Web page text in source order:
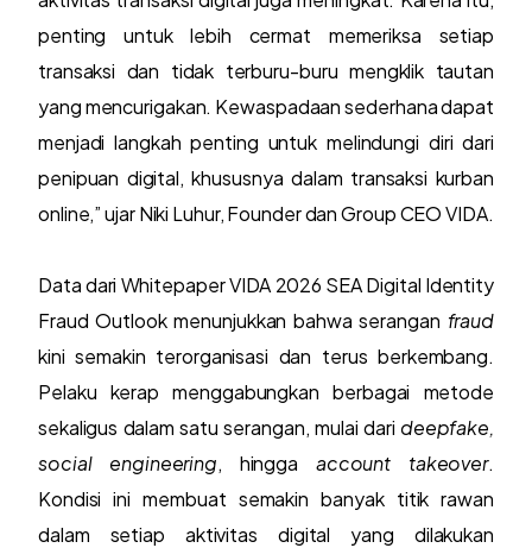
penting untuk lebih cermat memeriksa setiap
transaksi dan tidak terburu-buru mengklik tautan
yang mencurigakan. Kewaspadaan sederhana dapat
menjadi langkah penting untuk melindungi diri dari
penipuan digital, khususnya dalam transaksi kurban
online,” ujar Niki Luhur, Founder dan Group CEO VIDA.
Data dari Whitepaper VIDA 2026 SEA Digital Identity
Fraud Outlook menunjukkan bahwa serangan fraud
kini semakin terorganisasi dan terus berkembang.
Pelaku kerap menggabungkan berbagai metode
sekaligus dalam satu serangan, mulai dari deepfake,
social engineering, hingga account takeover.
Kondisi ini membuat semakin banyak titik rawan
dalam setiap aktivitas digital yang dilakukan